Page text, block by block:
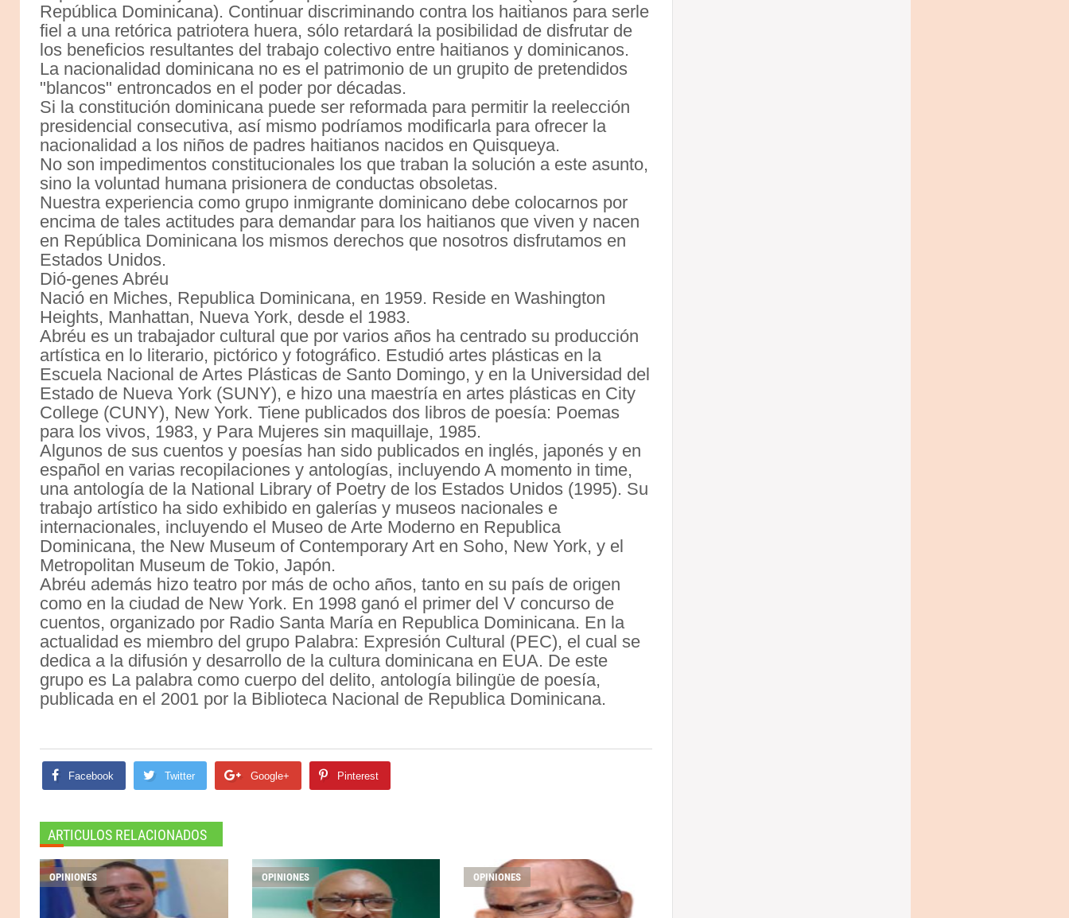
República Dominicana). Continuar discriminando contra los haitianos para serle
fiel a una retórica patriotera huera, sólo retardará la posibilidad de disfrutar de
los beneficios resultantes del trabajo colectivo entre haitianos y dominicanos.
La nacionalidad dominicana no es el patrimonio de un grupito de pretendidos
"blancos" entroncados en el poder por décadas.
Si la constitución dominicana puede ser reformada para permitir la reelección
presidencial consecutiva, así mismo podríamos modificarla para ofrecer la
nacionalidad a los niños de padres haitianos nacidos en Quisqueya.
No son impedimentos constitucionales los que traban la solución a este asunto,
sino la voluntad humana prisionera de conductas obsoletas.
Nuestra experiencia como grupo inmigrante dominicano debe colocarnos por
encima de tales actitudes para demandar para los haitianos que viven y nacen
en República Dominicana los mismos derechos que nosotros disfrutamos en
Estados Unidos.
Dió-genes Abréu
Nació en Miches, Republica Dominicana, en 1959. Reside en Washington
Heights, Manhattan, Nueva York, desde el 1983.
Abréu es un trabajador cultural que por varios años ha centrado su producción
artística en lo literario, pictórico y fotográfico. Estudió artes plásticas en la
Escuela Nacional de Artes Plásticas de Santo Domingo, y en la Universidad del
Estado de Nueva York (SUNY), e hizo una maestría en artes plásticas en City
College (CUNY), New York. Tiene publicados dos libros de poesía: Poemas
para los vivos, 1983, y Para Mujeres sin maquillaje, 1985.
Algunos de sus cuentos y poesías han sido publicados en inglés, japonés y en
español en varias recopilaciones y antologías, incluyendo A momento in time,
una antología de la National Library of Poetry de los Estados Unidos (1995). Su
trabajo artístico ha sido exhibido en galerías y museos nacionales e
internacionales, incluyendo el Museo de Arte Moderno en Republica
Dominicana, the New Museum of Contemporary Art en Soho, New York, y el
Metropolitan Museum de Tokio, Japón.
Abréu además hizo teatro por más de ocho años, tanto en su país de origen
como en la ciudad de New York. En 1998 ganó el primer del V concurso de
cuentos, organizado por Radio Santa María en Republica Dominicana. En la
actualidad es miembro del grupo Palabra: Expresión Cultural (PEC), el cual se
dedica a la difusión y desarrollo de la cultura dominicana en EUA. De este
grupo es La palabra como cuerpo del delito, antología bilingüe de poesía,
publicada en el 2001 por la Biblioteca Nacional de Republica Dominicana.
Facebook Twitter Google+ Pinterest
ARTICULOS RELACIONADOS
OPINIONES OPINIONES OPINIONES